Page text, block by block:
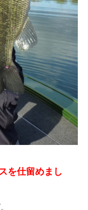
を仕留めまし